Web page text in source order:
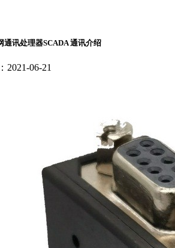
通讯处理器SCADA 通讯介绍
2021-06-21